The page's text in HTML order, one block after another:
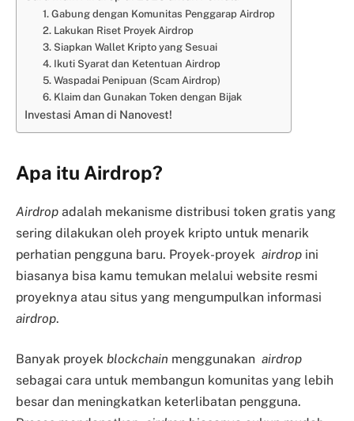
1. Gabung dengan Komunitas Penggarap Airdrop
2. Lakukan Riset Proyek Airdrop
3. Siapkan Wallet Kripto yang Sesuai
4. Ikuti Syarat dan Ketentuan Airdrop
5. Waspadai Penipuan (Scam Airdrop)
6. Klaim dan Gunakan Token dengan Bijak
Investasi Aman di Nanovest!
Apa itu Airdrop?
Airdrop adalah mekanisme distribusi token gratis yang
sering dilakukan oleh proyek kripto untuk menarik
perhatian pengguna baru. Proyek-proyek airdrop ini
biasanya bisa kamu temukan melalui website resmi
proyeknya atau situs yang mengumpulkan informasi
airdrop.
Banyak proyek blockchain menggunakan airdrop
sebagai cara untuk membangun komunitas yang lebih
besar dan meningkatkan keterlibatan pengguna.